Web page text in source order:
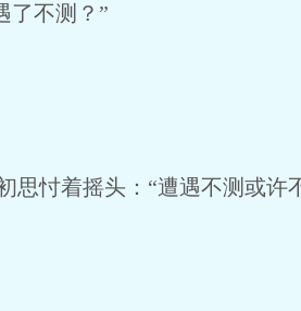
不测？”
着摇头：“遭遇不测或许